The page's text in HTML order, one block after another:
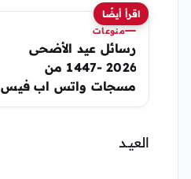
اقرأ أيضًا
منوعات
رسائل عيد الأضحى
2026 -1447 من
مسجات واتس اب فيس
بوك نغمات رسائل حب
العيــد